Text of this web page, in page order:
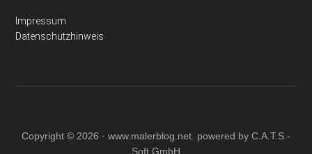
Impressum
Datenschutzhinweis
Copyright © 2026 · www.malerblog.net . powered by C.A.T.S.-
Soft GmbH